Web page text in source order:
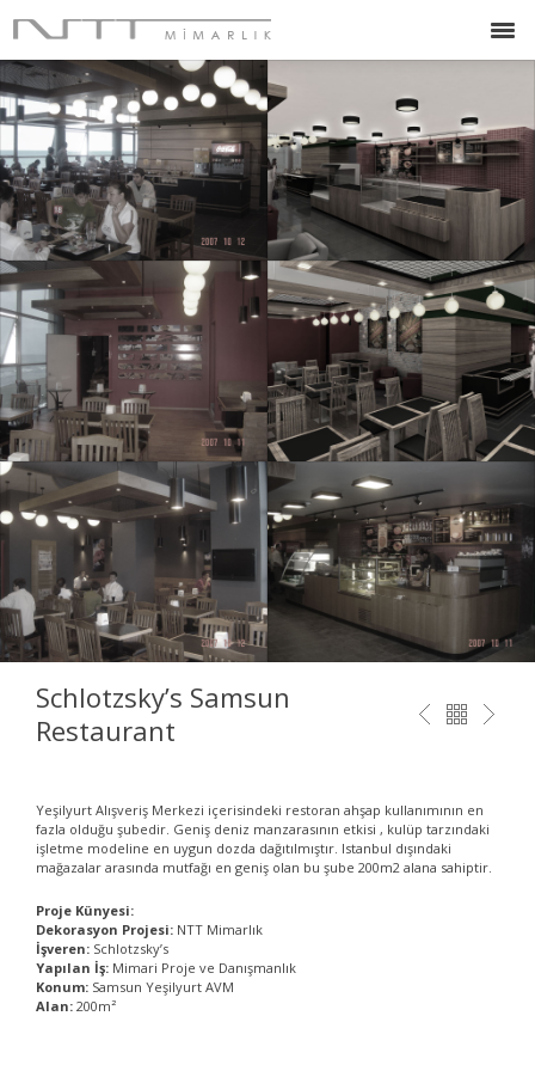
Schlotzsky’s Samsun
Restaurant
Yeşilyurt Alışveriş Merkezi içerisindeki restoran ahşap kullanımının en
fazla olduğu şubedir. Geniş deniz manzarasının etkisi , kulüp tarzındaki
işletme modeline en uygun dozda dağıtılmıştır. Istanbul dışındaki
mağazalar arasında mutfağı en geniş olan bu şube 200m2 alana sahiptir.
Proje Künyesi:
Dekorasyon Projesi: NTT Mimarlık
İşveren: Schlotzsky’s
Yapılan İş: Mimari Proje ve Danışmanlık
Konum: Samsun Yeşilyurt AVM
Alan: 200m²